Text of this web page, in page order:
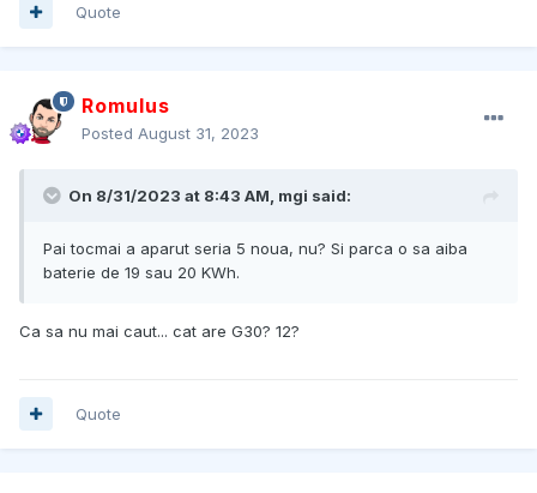
Quote
Romulus
Posted August 31, 2023
On 8/31/2023 at 8:43 AM, mgi said:
Pai tocmai a aparut seria 5 noua, nu? Si parca o sa aiba
baterie de 19 sau 20 KWh.
Ca sa nu mai caut... cat are G30? 12?
Quote